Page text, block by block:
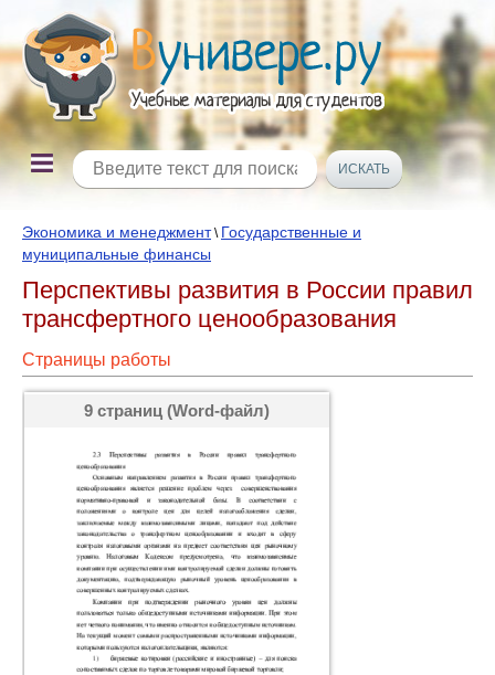
Экономика и менеджмент\ Государственные и
муниципальные финансы
Перспективы развития в России правил
трансфертного ценообразования
Страницы работы
9 страниц (Word-файл)